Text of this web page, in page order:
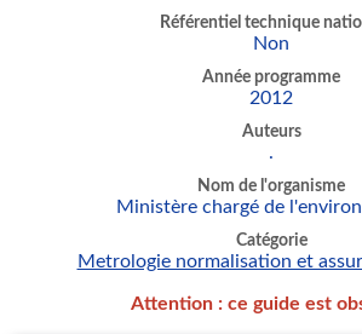
Référentiel technique
Non
Année programme
2012
Auteurs
.
Nom de l'organisme
Ministère chargé de
Catégorie
Metrologie normalisation et
Attention : ce guide est